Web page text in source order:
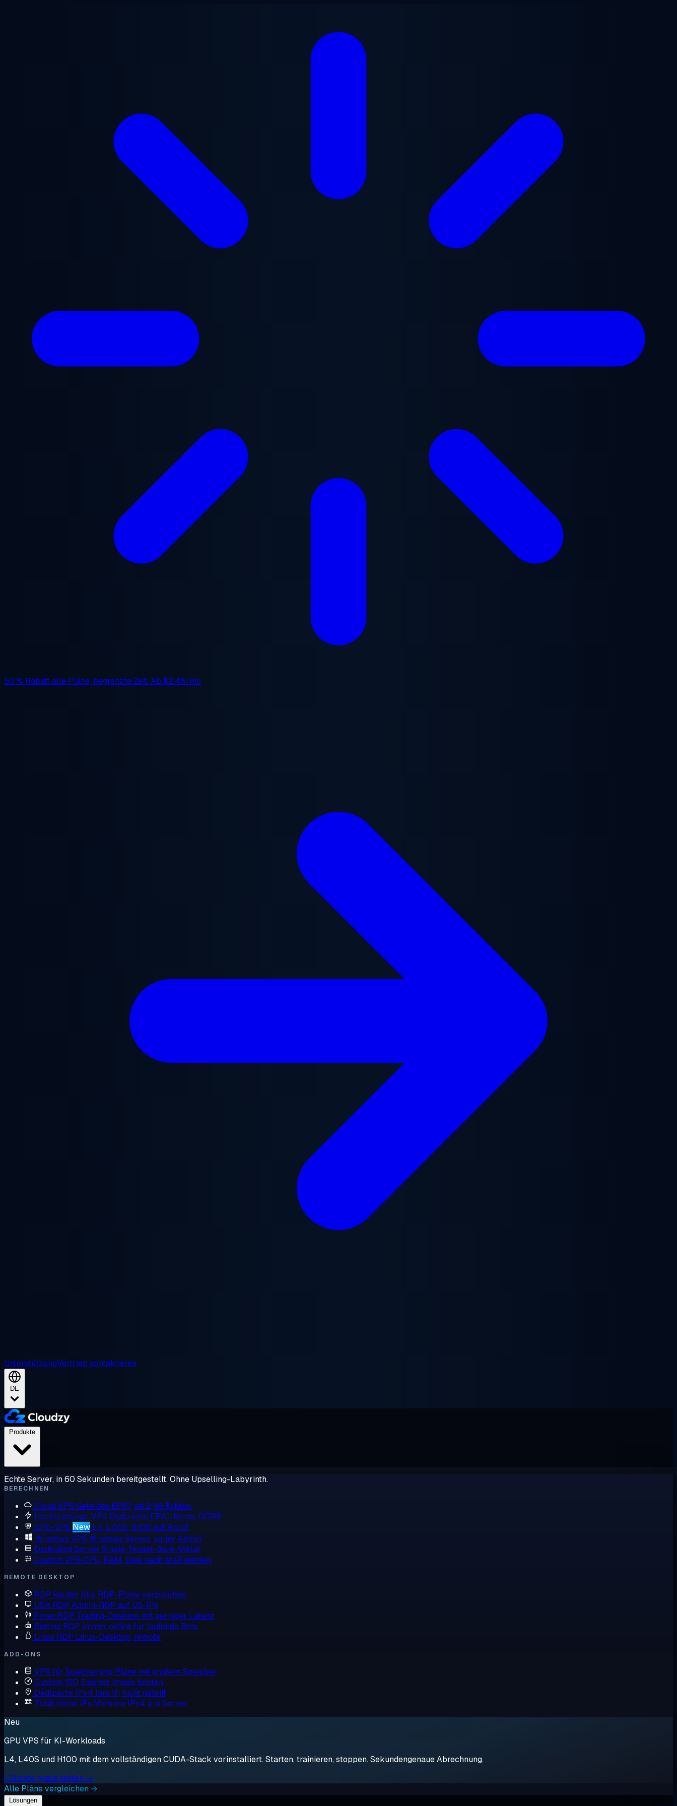
50 % Rabattalle Pläne, begrenzte Zeit. Ab $2.48/mo
UnterstützungVertrieb kontaktieren
DE
Echte Server, in 60 Sekunden bereitgestellt. Ohne Upselling-Labyrinth.
BERECHNEN
Cloud VPS Geteiltes EPYC, ab 2,48 $/Mon.
Hochleistungs-VPS Dedizierte EPYC-Kerne, DDR5
GPU-VPS New L4, L40S, H100 auf Abruf
Windows VPS Windows Server, voller Admin
Dedicated Server Single-Tenant-Bare-Metal
Custom VPS CPU, RAM, Disk nach Maß wählen
REMOTE DESKTOP
RDP kaufen Alle RDP-Pläne vergleichen
USA RDP Admin-RDP auf US-IPs
Forex RDP Trading-Desktop mit geringer Latenz
Botting RDP Immer online für laufende Bots
Linux RDP Linux-Desktop, remote
ADD-ONS
VPS für Speicherung Pläne mit großem Speicher
Custom ISO Eigenes Image booten
Dedizierte IPv4 Ihre IP, nicht geteilt
Zusätzliche IPs Mehrere IPv4 pro Server
Neu
GPU VPS für KI-Workloads
L4, L40S und H100 mit dem vollständigen CUDA-Stack vorinstalliert. Starten, trainieren, stoppen. Sekundengenaue Abrechnung.
1 Stunde gratis testen →
Alle Pläne vergleichen →